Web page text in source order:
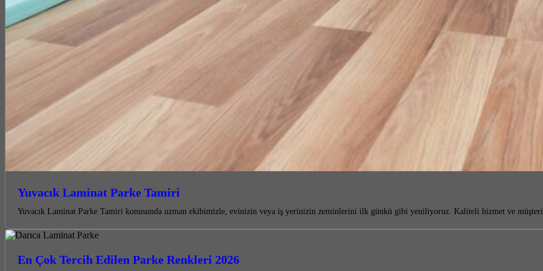
Yuvacık Laminat Parke Tamiri
Yuvacık Laminat Parke Tamiri konusunda uzman ekibimizle, evinizin veya iş yerinizin zeminlerini ilk günkü gibi yeniliyoruz. Kaliteli hizmet ve
En Çok Tercih Edilen Parke Renkleri 2026